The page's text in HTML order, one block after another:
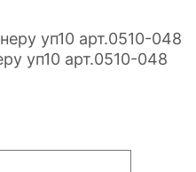
уп10 арт.0510-048